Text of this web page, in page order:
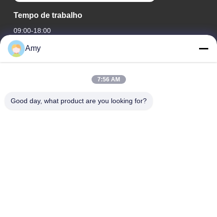
Tempo de trabalho
09:00-18:00
O nosso endereço
Estrada nacional 106, distrito de Huadu, cidade de
Amy
7:56 AM
Good day, what product are you looking for?